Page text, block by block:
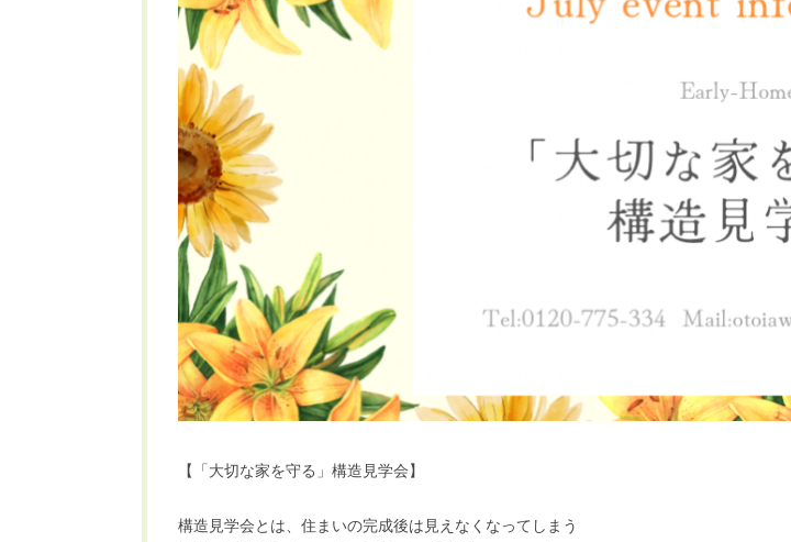
【「大切な家を守る」構造見学会】
構造見学会とは、住まいの完成後は見えなくなってしまう